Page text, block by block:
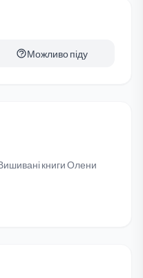
Можливо піду
книги Олени